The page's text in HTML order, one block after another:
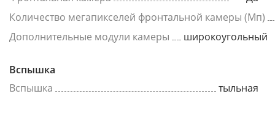
Количество мегапикселей фронтальной камеры (Мп)
Дополнительные модули камеры
широкоугольный
Вспышка
Вспышка
тыльная